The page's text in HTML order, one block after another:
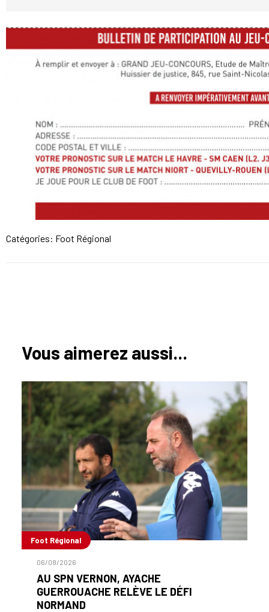
Catégories: Foot Régional
Vous aimerez aussi...
Foot Régional
06/08/2026
AU SPN VERNON, AYACHE
GUERROUACHE RELÈVE LE DÉFI
NORMAND